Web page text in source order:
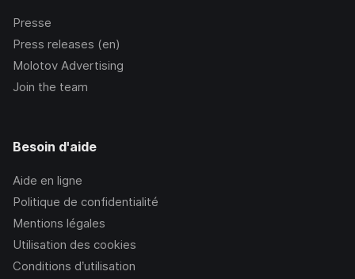
Presse
Press releases (en)
Molotov Advertising
Join the team
Besoin d'aide
Aide en ligne
Politique de confidentialité
Mentions légales
Utilisation des cookies
Conditions d’utilisation